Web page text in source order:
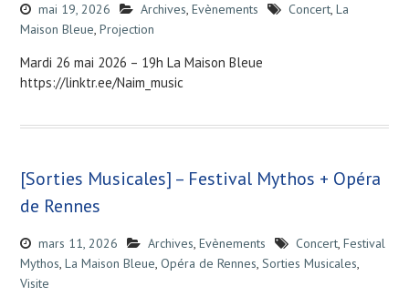
mai 19, 2026 Archives, Evènements Concert, La
Maison Bleue, Projection
Mardi 26 mai 2026 – 19h La Maison Bleue
https://linktr.ee/Naim_music
[Sorties Musicales] – Festival Mythos + Opéra
de Rennes
mars 11, 2026 Archives, Evènements Concert, Festival
Mythos, La Maison Bleue, Opéra de Rennes, Sorties Musicales,
Visite